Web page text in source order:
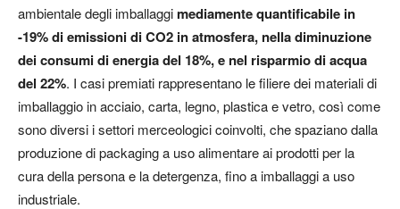
ambientale degli imballaggimediamente quantificabile in
-19% di emissioni di CO2 in atmosfera, nella diminuzione
dei consumi di energia del 18%, e nel risparmio di acqua
del 22%. I casi premiati rappresentano le filiere dei materiali di
imballaggio in acciaio, carta, legno, plastica e vetro, così come
sono diversi i settori merceologici coinvolti, che spaziano dalla
produzione di packaging a uso alimentare ai prodotti per la
cura della persona e la detergenza, fino a imballaggi a uso
industriale.